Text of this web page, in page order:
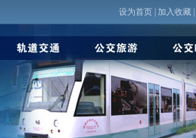
设为首页| 加入收藏|